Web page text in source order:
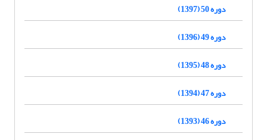
دوره 50 (1397)
دوره 49 (1396)
دوره 48 (1395)
دوره 47 (1394)
دوره 46 (1393)